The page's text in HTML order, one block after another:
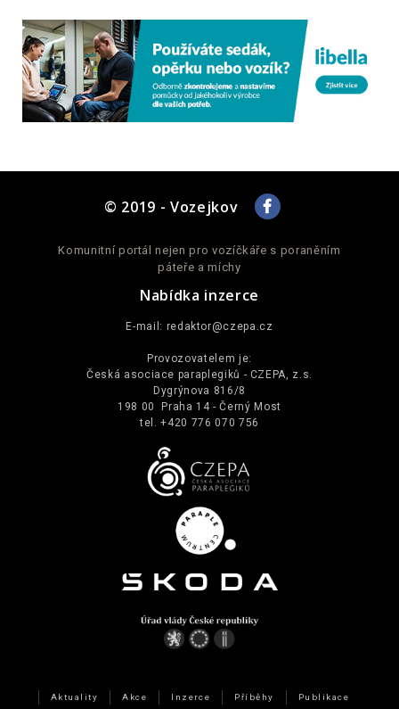
© 2019 - Vozejkov
Komunitní portál nejen pro vozíčkáře s poraněním
páteře a míchy
Nabídka inzerce
E-mail: redaktor@czepa.cz
Provozovatelem je:
Česká asociace paraplegiků - CZEPA, z.s.
Dygrýnova 816/8
198 00 Praha 14 - Černý Most
tel. +420 776 070 756
Aktuality Akce Inzerce Příběhy Publikace